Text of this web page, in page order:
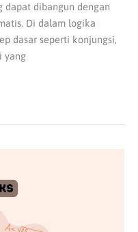
dapat dibangun dengan
Di dalam logika
dasar seperti konjungsi,
yang